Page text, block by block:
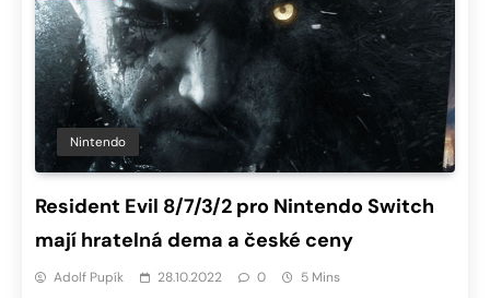
Nintendo
Resident Evil 8/7/3/2 pro Nintendo Switch
mají hratelná dema a české ceny
Adolf Pupík 28.10.2022 0 5 Mins